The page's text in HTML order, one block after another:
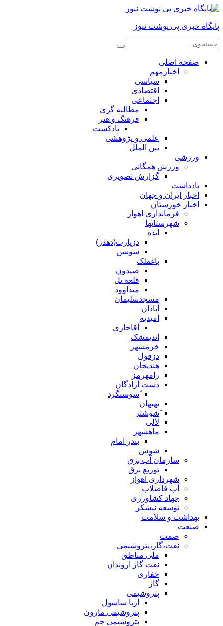
پایگاه خبری پی نوشت نیوز
صفحه اصلی
اخبارمهم
سیاسی
اقتصادی
اجتماعی
مطالبه گری
فرهنگ و هنر
پادکست
علمی و پژوهشی
بین الملل
ورزشی
ورزش همگانی
گزارش تصویری
یادداشت
اخبار ایران و جهان
اخبار خوزستان
فرمانداری اهواز
شهرستانها
ایذه
دزپارت(دهدز)
سوسن
باغملک
صیدون
قلعه تل
میداوود
مسجدسلیمان
آبادان
امیدیه
آقاجاری
اندیمشک
خرمشهر
دزفول
هندیجان
رامهرمز
دست آزادگان
ُسوسنگرد
بهبهان
َشوشتر
لالی
ماهشهر
بندر امام
شوش
سازمان آب برق
توزیع برق
شهرداری اهواز
آب فاضلاب
جهاد کشاورزی
توسعه نیشکر
بهداشت و سلامت
صنعت
صمت
نفت،گاز،پتروشیمی
ملی مناطق
نفت گاز اروندان
حفاری
گاز
پتروشیمی
آریا ساسول
پتروشیمی مارون
پتروشیمی جم